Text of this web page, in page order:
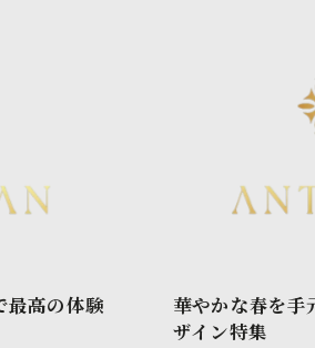
最高の体験
華やかな春を手
ザイン特集